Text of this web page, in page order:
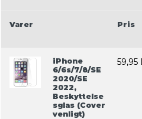
Varer Pris
iPhone
6/6s/7/8/SE
2020/SE
2022,
Beskyttelse
sglas (Cover
venligt)
59,95